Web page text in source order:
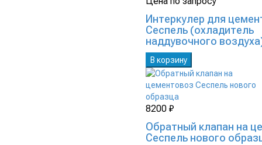
Интеркулер для
Сеспель (охладитель
наддувочного
В корзину
8200 ₽
Обратный клапан на
Сеспель нового